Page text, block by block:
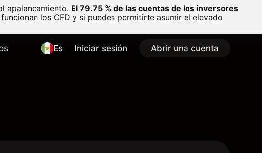
apalancamiento. El 79.75 % de las cuentas de los inversores
los CFD y si puedes permitirte asumir el elevado
Es Iniciar sesión Abrir una cuenta